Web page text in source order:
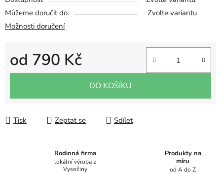
Můžeme doručit do:
Zvolte variantu
Možnosti doručení
od 790 Kč
Měrná cena:
DO KOŠÍKU
Tisk Zeptat se Sdílet
Rodinná firma
lokální výroba z
Vysočiny
Produkty na
míru
od A do Z